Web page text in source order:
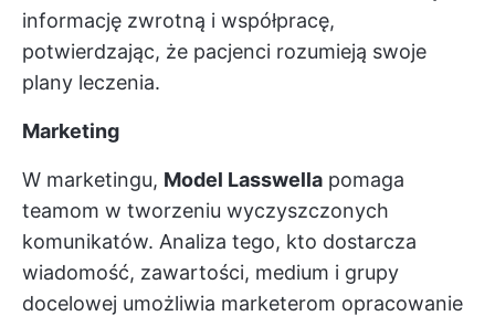
informację zwrotną i współpracę,
potwierdzając, że pacjenci rozumieją swoje
plany leczenia.
Marketing
W marketingu, Model Lasswella pomaga
teamom w tworzeniu wyczyszczonych
komunikatów. Analiza tego, kto dostarcza
wiadomość, zawartości, medium i grupy
docelowej umożliwia marketerom opracowanie